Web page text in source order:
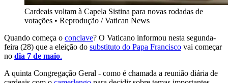
Cardeais voltam à Capela Sistina para novas rodadas de
votações • Reprodução / Vatican News
Quando começa o conclave? O Vaticano informou nesta segunda-
feira (28) que a eleição do substituto do Papa Francisco vai começar
no dia 7 de maio.
A quinta Congregação Geral - como é chamada a reunião diária de